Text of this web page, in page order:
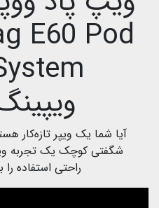
E60 Pod
آیا شما یک ویپر تازه‌کار
شگفتی کوچک یک تجربه
راحتی استفاده